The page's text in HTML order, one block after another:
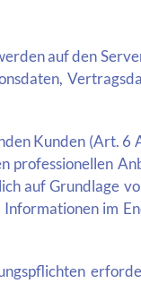
auf den
Kunden (Art. 6
professionellen
auf Grundlage
im